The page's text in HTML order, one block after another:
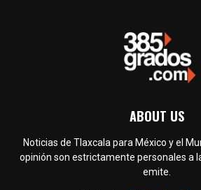
ABOUT US
Noticias de Tlaxcala para México y el
opinión son estrictamente personales a
emite.